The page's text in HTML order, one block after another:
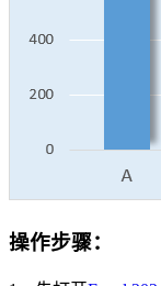
操作步骤：